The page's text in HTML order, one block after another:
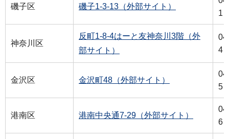
磯子区 磯子1-3-13（外部サイト）
1
神奈川区
反町1-8-4はーと友神奈川3階（外
部サイト）
4
金沢区 金沢町48（外部サイト）
5
港南区 港南中央通7-29（外部サイト）
6